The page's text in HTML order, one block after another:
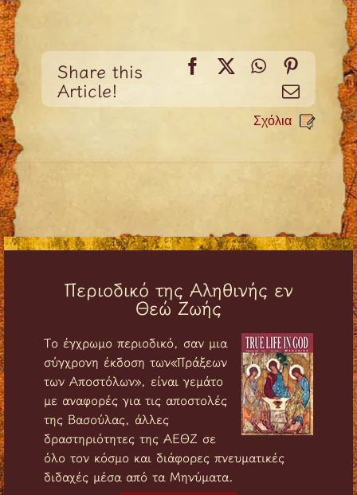
Share this
Article!
Facebook
X WhatsApp
Email
Σχόλια
Περιοδικό της Αληθινής εν
Θεώ Ζωής
Tο έγχρωμο περιοδικό, σαν μια
σύγχρονη έκδοση των«Πράξεων
των Αποστόλων», είναι γεμάτο
με αναφορές για τις αποστολές
της Βασούλας, άλλες
δραστηριότητες της ΑΕΘΖ σε
όλο τον κόσμο και διάφορες πνευματικές
διδαχές μέσα από τα Μηνύματα.